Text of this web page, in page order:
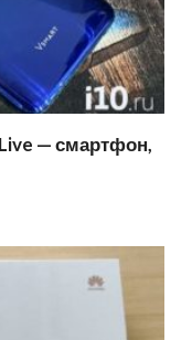
— смартфон,